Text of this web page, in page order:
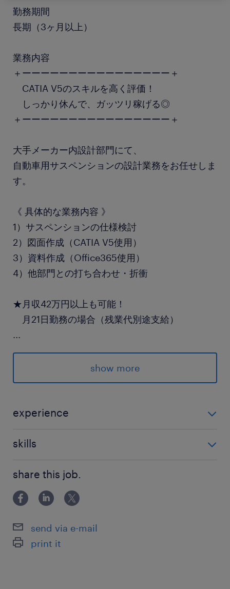
勤務期間
長期（3ヶ月以上）
業務内容
＋ーーーーーーーーーーーーーーーー＋
CATIA V5のスキルを高く評価！
しっかり休んで、ガッツリ稼げる◎
＋ーーーーーーーーーーーーーーーー＋
大手メーカー内設計部門にて、
自動車用サスペンションの設計業務をお任せしま
す。
《 具体的な業務内容 》
1）サスペンションの仕様検討
2）図面作成（CATIA V5使用）
3）資料作成（Office365使用）
4）他部門との打ち合わせ・折衝
★月収42万円以上も可能！
月21日勤務の場合（残業代別途支給）
...
★年間休日120日以上＆土日休み！
社員食堂などの設備も充実した、
動車や二輪車向けの先進技術を提供する会社で
最寄駅
秩父鉄道／東行田駅（車10分）
高崎線／行田駅（車18分）
show more
experience
3DCADの実務経験 ・一般的な機械工学知識 ・機械構
もまずはご相談ください♪
skills
（Word／Excel／PowerPointに抵抗のない方）
share this job.
send via e-mail
print it